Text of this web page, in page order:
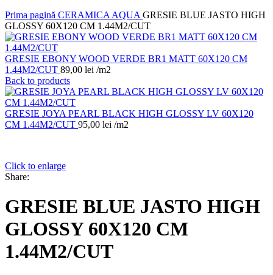
Prima pagină CERAMICA AQUA GRESIE BLUE JASTO HIGH
GLOSSY 60X120 CM 1.44M2/CUT
GRESIE EBONY WOOD VERDE BR1 MATT 60X120 CM
1.44M2/CUT 89,00 lei /m2
Back to products
GRESIE JOYA PEARL BLACK HIGH GLOSSY LV 60X120
CM 1.44M2/CUT 95,00 lei /m2
Click to enlarge
Share:
GRESIE BLUE JASTO HIGH
GLOSSY 60X120 CM
1.44M2/CUT